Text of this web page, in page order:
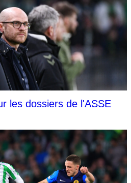
les dossiers de l'ASSE